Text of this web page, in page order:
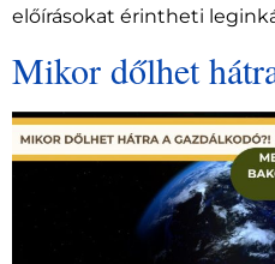
előírásokat érintheti
Mikor dőlhet